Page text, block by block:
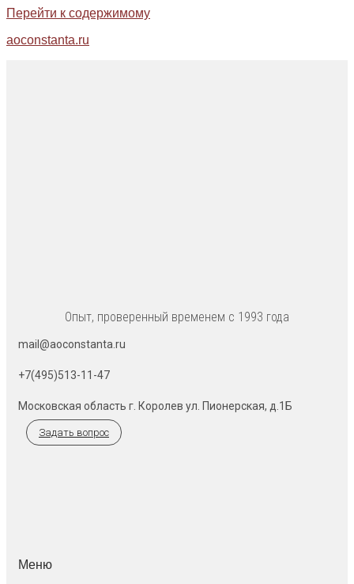
Перейти к содержимому
aoconstanta.ru
Опыт, проверенный временем с 1993 года
mail@aoconstanta.ru
+7(495)513-11-47
Московская область г. Королев ул. Пионерская, д.1Б
Задать вопрос
Меню